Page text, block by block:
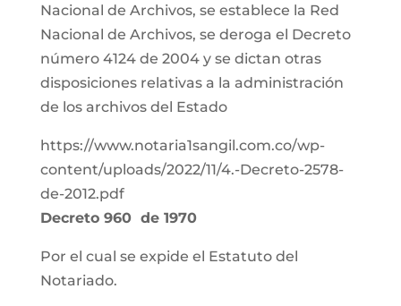
Nacional de Archivos, se establece la Red
Nacional de Archivos, se deroga el Decreto
número 4124 de 2004 y se dictan otras
disposiciones relativas a la administración
de los archivos del Estado
https://www.notaria1sangil.com.co/wp-
content/uploads/2022/11/4.-Decreto-2578-
de-2012.pdf
Decreto 960 de 1970
Por el cual se expide el Estatuto del
Notariado.